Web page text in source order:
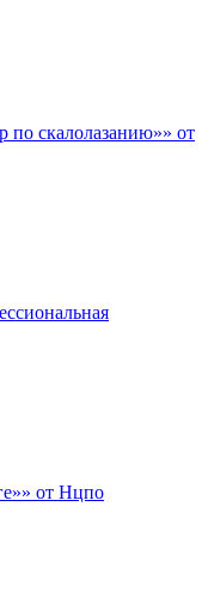
по скалолазанию»» от
от Нцпо